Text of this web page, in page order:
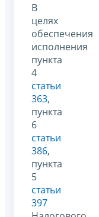
В
целях
обеспечения
исполнения
пункта
4
статьи
363,
пункта
6
статьи
386,
пункта
5
статьи
397